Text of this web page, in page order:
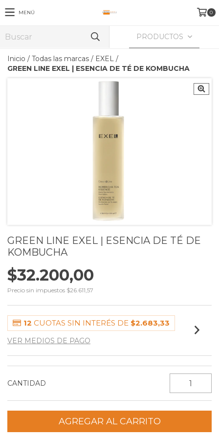
MENÚ 0
PRODUCTOS
Inicio / Todas las marcas / EXEL /
GREEN LINE EXEL | ESENCIA DE TÉ DE KOMBUCHA
GREEN LINE EXEL | ESENCIA DE TÉ DE
KOMBUCHA
$32.200,00
Precio sin impuestos $26.611,57
12 CUOTAS SIN INTERÉS DE $2.683,33
VER MEDIOS DE PAGO
CANTIDAD